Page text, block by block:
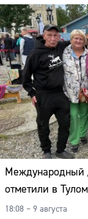
Международный
отметили в
18:08 – 9 августа